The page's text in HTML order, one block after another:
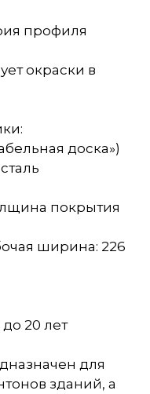
профиля
окраски в
доска»)
покрытия
ширина: 226
20 лет
для
зданий, а